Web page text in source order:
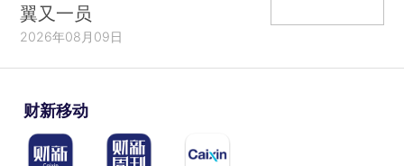
翼又一员
2026年08月09日
财新移动